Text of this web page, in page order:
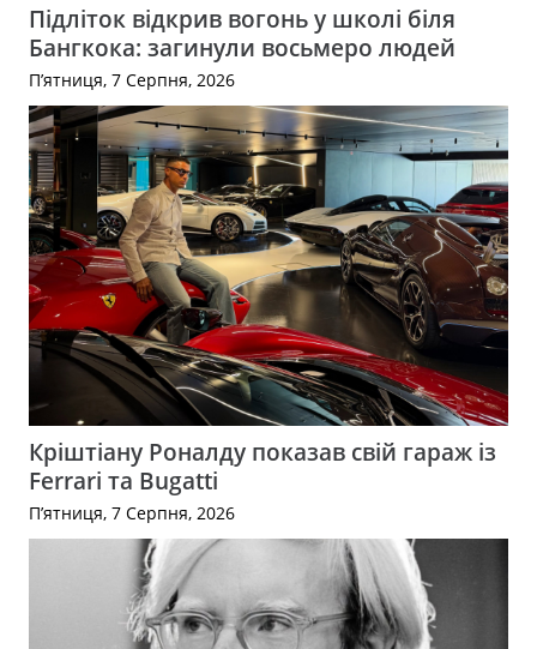
Підліток відкрив вогонь у школі біля
Бангкока: загинули восьмеро людей
П’ятниця, 7 Серпня, 2026
Кріштіану Роналду показав свій гараж із
Ferrari та Bugatti
П’ятниця, 7 Серпня, 2026